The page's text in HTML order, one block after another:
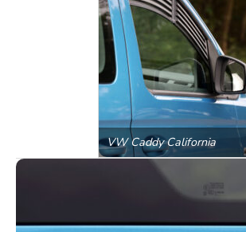
VW Caddy California